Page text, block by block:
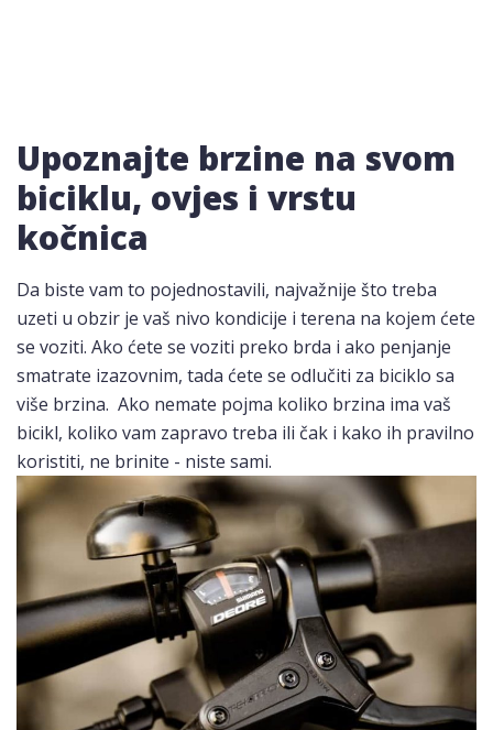
Upoznajte brzine na svom
biciklu, ovjes i vrstu
kočnica
Da biste vam to pojednostavili, najvažnije što treba
uzeti u obzir je vaš nivo kondicije i terena na kojem ćete
se voziti. Ako ćete se voziti preko brda i ako penjanje
smatrate izazovnim, tada ćete se odlučiti za biciklo sa
više brzina. Ako nemate pojma koliko brzina ima vaš
bicikl, koliko vam zapravo treba ili čak i kako ih pravilno
koristiti, ne brinite - niste sami.